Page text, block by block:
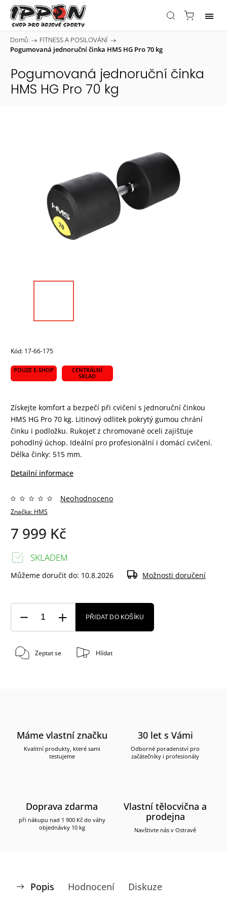
Domů / FITNESS A POSILOVÁNÍ /
Pogumovaná jednoruční činka HMS HG Pro 70 kg
Pogumovaná jednoruční činka
HMS HG Pro 70 kg
Kód: 17-66-175
POUZE E-SHOP
CENTRÁLNÍ
SKLAD
Získejte komfort a bezpečí při cvičení s jednoruční činkou
HMS HG Pro 70 kg. Litinový odlitek pokrytý gumou chrání
činku i podložku. Rukojeť z chromované oceli zajišťuje
pohodlný úchop. Ideální pro profesionální i domácí cvičení.
Délka činky: 515 mm.
Detailní informace
Značka: HMS
Neohodnoceno
7 999 Kč
SKLADEM
Můžeme doručit do: 10.8.2026 Možnosti doručení
PŘIDAT DO KOŠÍKU
Zeptat se Hlídat
Máme vlastní značku
Kvalitní produkty, které sami
testujeme
30 let s Vámi
Odborné poradenství pro
začátečníky i profesionály
Doprava zdarma
při nákupu nad 1 900 Kč do váhy
objednávky 10 kg
Vlastní tělocvična a
prodejna
Navštivte nás v Ostravě
Popis Hodnocení Diskuze